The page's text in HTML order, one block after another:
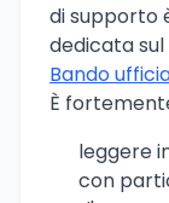
di supporto
dedicata sul
Bando
È
leggere
con